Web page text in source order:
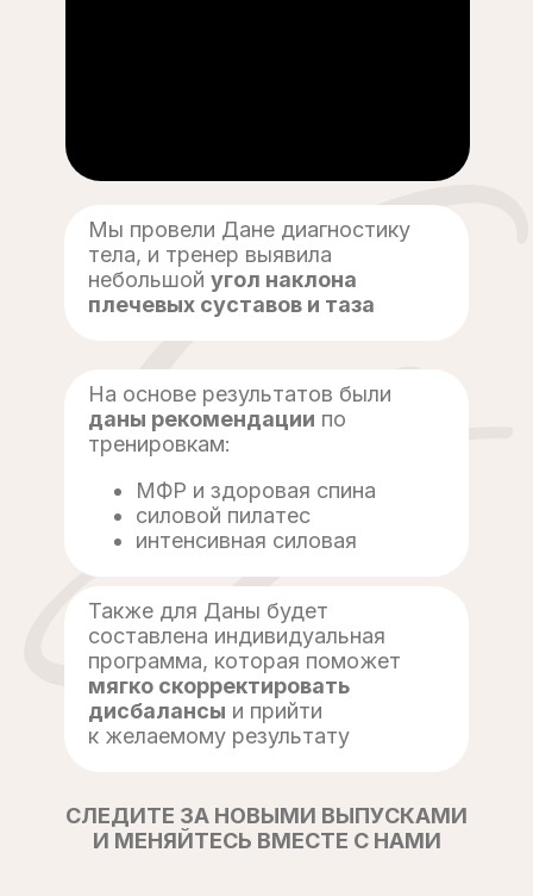
Также для Даны будет
составлена индивидуальная
программа, которая поможет
мягко скорректировать
дисбалансы и прийти
к желаемому результату
На основе результатов были
даны рекомендации по
тренировкам:
МФР и здоровая спина
силовой пилатес
интенсивная силовая
Мы провели Дане диагностику
тела, и тренер выявила
небольшой угол наклона
плечевых суставов и таза
СЛЕДИТЕ ЗА НОВЫМИ ВЫПУСКАМИ
И МЕНЯЙТЕСЬ ВМЕСТЕ С НАМИ